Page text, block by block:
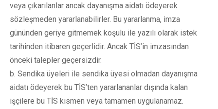
veya çıkarılanlar ancak dayanışma aidatı ödeyerek
sözleşmeden yararlanabilirler. Bu yararlanma, imza
gününden geriye gitmemek koşulu ile yazılı olarak istek
tarihinden itibaren geçerlidir. Ancak TİS’in imzasından
önceki talepler geçersizdir.
b. Sendika üyeleri ile sendika üyesi olmadan dayanışma
aidatı ödeyerek bu TİS’ten yararlananlar dışında kalan
işçilere bu TİS kısmen veya tamamen uygulanamaz.